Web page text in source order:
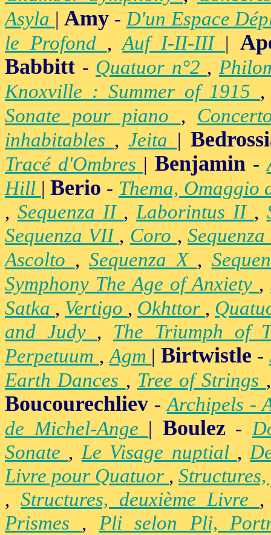
Asyla |Amy -D'un Espace
le Profond ,Auf I-II-III |
Babbitt - Quatuor n°2 ,
Knoxville : Summer of 1915
Sonate pour piano ,
inhabitables ,Jeita |
Tracé d'Ombres | Benjamin-
Hill |Berio - Thema, Omaggio
, Sequenza II ,Laborintus II ,
Sequenza VII , Coro ,
Ascolto , Sequenza X ,
Symphony The Age of Anxiety ,
Satka , Vertigo , Okhttor ,
and Judy , The Triumph of
Perpetuum ,Agm |Birtwistle -
Earth Dances , Tree of Strings
Boucourechliev -Archipels -
de Michel-Ange | Boulez-
Sonate ,Le Visage nuptial ,
Livre pour Quatuor ,
, Structures, deuxième Livre
Prismes , Pli selon Pli,